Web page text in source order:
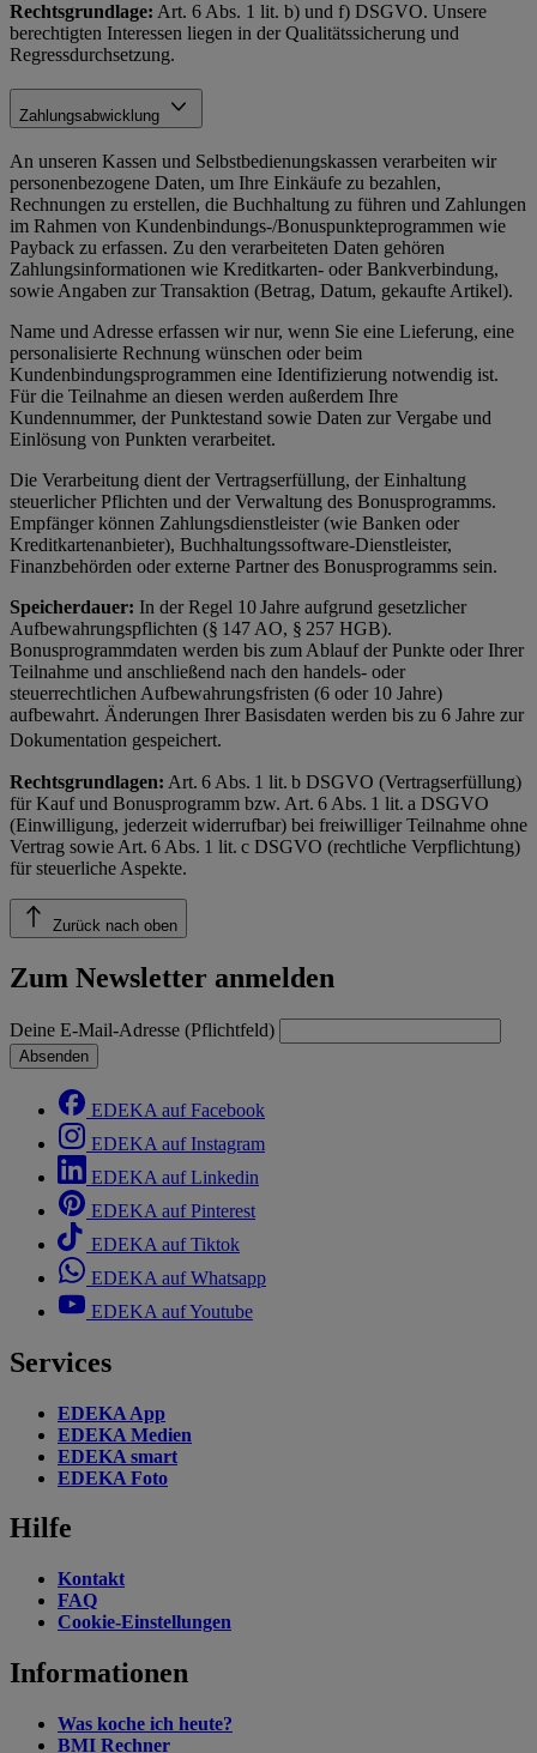
Rechtsgrundlage: Art. 6 Abs. 1 lit. b) und f) DSGVO. Unsere
berechtigten Interessen liegen in der Qualitätssicherung und
Regressdurchsetzung.
Zahlungsabwicklung
An unseren Kassen und Selbstbedienungskassen verarbeiten wir
personenbezogene Daten, um Ihre Einkäufe zu bezahlen,
Rechnungen zu erstellen, die Buchhaltung zu führen und Zahlungen
im Rahmen von Kundenbindungs-/Bonuspunkteprogrammen wie
Payback zu erfassen. Zu den verarbeiteten Daten gehören
Zahlungsinformationen wie Kreditkarten- oder Bankverbindung,
sowie Angaben zur Transaktion (Betrag, Datum, gekaufte Artikel).
Name und Adresse erfassen wir nur, wenn Sie eine Lieferung, eine
personalisierte Rechnung wünschen oder beim
Kundenbindungsprogrammen eine Identifizierung notwendig ist.
Für die Teilnahme an diesen werden außerdem Ihre
Kundennummer, der Punktestand sowie Daten zur Vergabe und
Einlösung von Punkten verarbeitet.
Die Verarbeitung dient der Vertragserfüllung, der Einhaltung
steuerlicher Pflichten und der Verwaltung des Bonusprogramms.
Empfänger können Zahlungsdienstleister (wie Banken oder
Kreditkartenanbieter), Buchhaltungssoftware-Dienstleister,
Finanzbehörden oder externe Partner des Bonusprogramms sein.
Speicherdauer: In der Regel 10 Jahre aufgrund gesetzlicher
Aufbewahrungspflichten (§ 147 AO, § 257 HGB).
Bonusprogrammdaten werden bis zum Ablauf der Punkte oder Ihrer
Teilnahme und anschließend nach den handels- oder
steuerrechtlichen Aufbewahrungsfristen (6 oder 10 Jahre)
aufbewahrt. Änderungen Ihrer Basisdaten werden bis zu 6 Jahre zur
Dokumentation gespeichert.
Rechtsgrundlagen: Art. 6 Abs. 1 lit. b DSGVO (Vertragserfüllung)
für Kauf und Bonusprogramm bzw. Art. 6 Abs. 1 lit. a DSGVO
(Einwilligung, jederzeit widerrufbar) bei freiwilliger Teilnahme ohne
Vertrag sowie Art. 6 Abs. 1 lit. c DSGVO (rechtliche Verpflichtung)
für steuerliche Aspekte.
Zurück nach oben
Zum Newsletter anmelden
Deine E-Mail-Adresse (Pflichtfeld)
Absenden
EDEKA auf Facebook
EDEKA auf Instagram
EDEKA auf Linkedin
EDEKA auf Pinterest
EDEKA auf Tiktok
EDEKA auf Whatsapp
EDEKA auf Youtube
Services
EDEKA App
EDEKA Medien
EDEKA smart
EDEKA Foto
Hilfe
Kontakt
FAQ
Cookie-Einstellungen
Informationen
Was koche ich heute?
BMI Rechner